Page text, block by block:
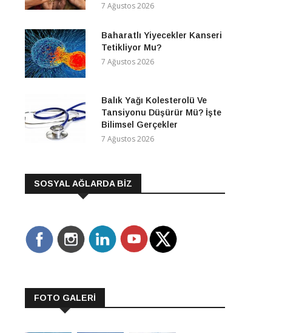
7 Ağustos 2026
Baharatlı Yiyecekler Kanseri
Tetikliyor Mu?
7 Ağustos 2026
Balık Yağı Kolesterolü Ve
Tansiyonu Düşürür Mü? İşte
Bilimsel Gerçekler
7 Ağustos 2026
SOSYAL AĞLARDA BİZ
FOTO GALERİ